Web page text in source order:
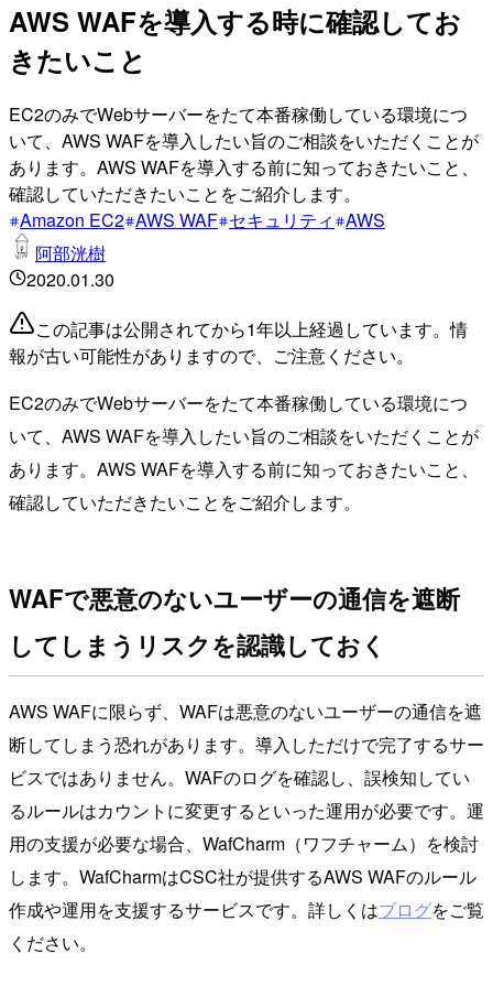
AWS WAFを導入する時に確認してお
きたいこと
EC2のみでWebサーバーをたて本番稼働している環境につ
いて、AWS WAFを導入したい旨のご相談をいただくことが
あります。AWS WAFを導入する前に知っておきたいこと、
確認していただきたいことをご紹介します。
Amazon EC2 AWS WAF セキュリティ AWS
阿部洸樹
2020.01.30
この記事は公開されてから1年以上経過しています。情
報が古い可能性がありますので、ご注意ください。
EC2のみでWebサーバーをたて本番稼働している環境につ
いて、AWS WAFを導入したい旨のご相談をいただくことが
あります。AWS WAFを導入する前に知っておきたいこと、
確認していただきたいことをご紹介します。
WAFで悪意のないユーザーの通信を遮断
してしまうリスクを認識しておく
AWS WAFに限らず、WAFは悪意のないユーザーの通信を遮
断してしまう恐れがあります。導入しただけで完了するサー
ビスではありません。WAFのログを確認し、誤検知してい
るルールはカウントに変更するといった運用が必要です。運
用の支援が必要な場合、WafCharm（ワフチャーム）を検討
します。WafCharmはCSC社が提供するAWS WAFのルール
作成や運用を支援するサービスです。詳しくはブログをご覧
ください。